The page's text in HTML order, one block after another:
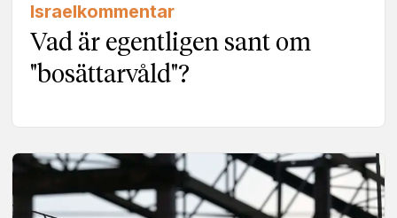
Israelkommentar
Vad är egentligen sant om
"bosättarvåld"?